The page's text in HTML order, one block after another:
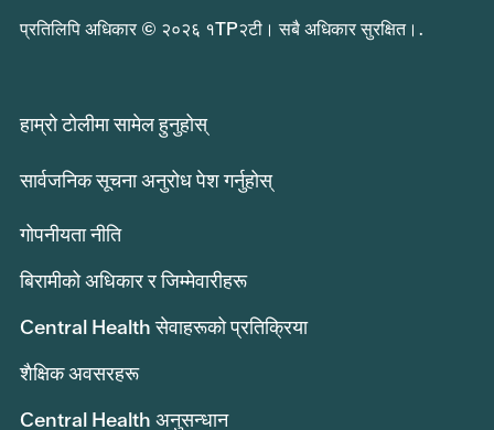
प्रतिलिपि अधिकार © २०२६ १TP२टी। सबै अधिकार सुरक्षित।.
हाम्रो टोलीमा सामेल हुनुहोस्
सार्वजनिक सूचना अनुरोध पेश गर्नुहोस्
गोपनीयता नीति
बिरामीको अधिकार र जिम्मेवारीहरू
Central Health सेवाहरूको प्रतिक्रिया
शैक्षिक अवसरहरू
Central Health अनुसन्धान